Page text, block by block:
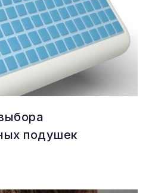
подушек